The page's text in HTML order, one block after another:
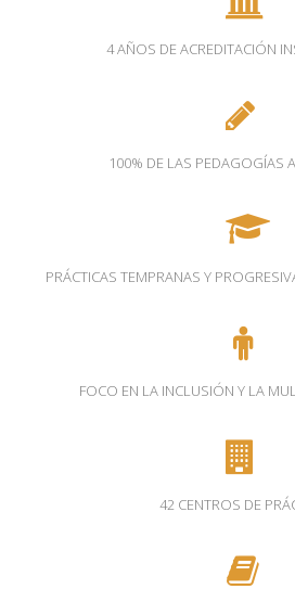
4 AÑOS DE ACREDITACIÓN
100% DE LAS PEDAGOGÍAS
PRÁCTICAS TEMPRANAS Y
FOCO EN LA INCLUSIÓN Y LA
42 CENTROS DE